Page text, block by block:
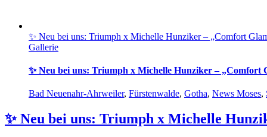
✨ Neu bei uns: Triumph x Michelle Hunziker – „Comfort
Gallerie
✨ Neu bei uns: Triumph x Michelle Hunziker – „Comfort
Bad Neuenahr-Ahrweiler, Fürstenwalde, Gotha, News Moses,
✨ Neu bei uns: Triumph x Michelle